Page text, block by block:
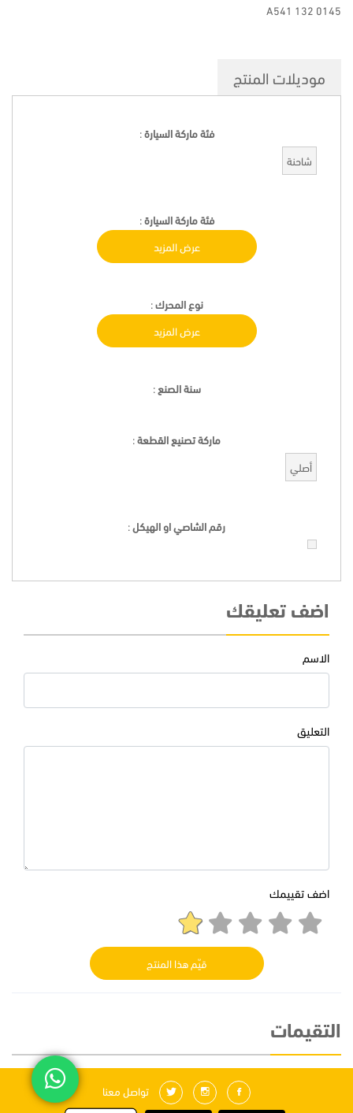
A541 132 0145
موديلات المنتج
فئة ماركة السيارة:
شاحنة
فئة ماركة السيارة:
عرض المزيد
نوع المحرك:
عرض المزيد
سنة الصنع:
ماركة تصنيع القطعة:
أصلي
رقم الشاصي او الهيكل:
اضف تعليقك
الاسم
التعليق
اضف تقييمك
قيّم هذا المنتج
التقيمات
تواصل معنا